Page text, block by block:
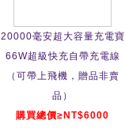
20000毫安超大容量充電寶
66W超級快充自帶充電線
（可帶上飛機，贈品非賣
品）
購買總價≥NT$6000